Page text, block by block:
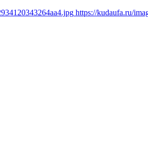
https://kudaufa.ru/